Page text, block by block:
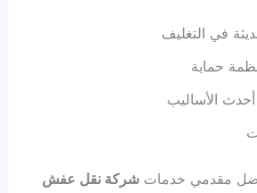
في التغليف
حماية
الأساليب
مقدمي خدماتشركة نقل عفش